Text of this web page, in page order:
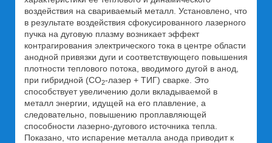
воздействия на свариваемый металл. Установлено, что
в результате воздействия сфокусированного лазерного
пучка на дуговую плазму возникает эффект
контрагирования электрического тока в центре области
анодной привязки дуги и соответствующего повышения
плотности теплового потока, вводимого дугой в анод,
при гибридной (СО2-лазер + ТИГ) сварке. Это
способствует увеличению доли вкладываемой в
металл энергии, идущей на его плавление, а
следовательно, повышению проплавляющей
способности лазерно-дугового источника тепла.
Показано, что испарение металла анода приводит к